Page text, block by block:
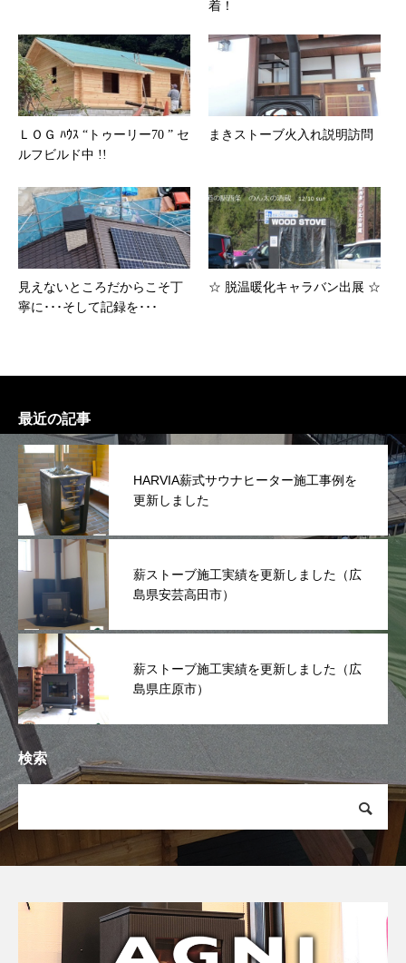
着！
ＬＯＧ ﾊｳｽ “トゥーリー70 ” セ
ルフビルド中 !!
まきストーブ火入れ説明訪問
見えないところだからこそ丁
寧に･･･そして記録を･･･
☆ 脱温暖化キャラバン出展 ☆
最近の記事
HARVIA薪式サウナヒーター施工事例を
更新しました
薪ストーブ施工実績を更新しました（広
島県安芸高田市）
薪ストーブ施工実績を更新しました（広
島県庄原市）
検索